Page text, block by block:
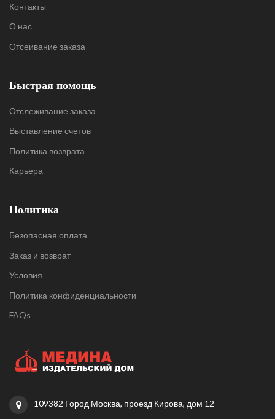
Контакты
О нас
Отсеивание заказа
Быстрая помощь
Отслеживание заказа
Выставление счетов
Политика возврата
Карьера
Политика
Безопасная оплата
Заказ и возврат
Условия
Политика конфиденциальности
FAQs
109382 Город Москва, проезд Кирова, дом 12